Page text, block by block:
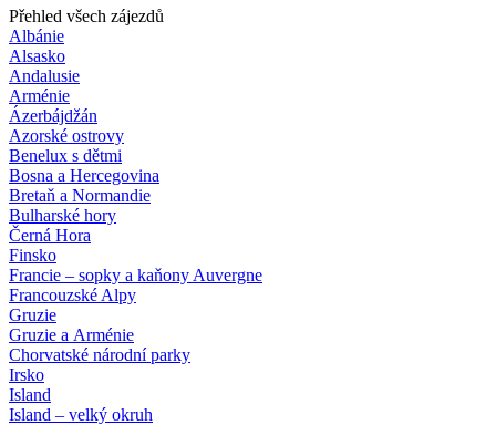
Přehled všech zájezdů
Albánie
Alsasko
Andalusie
Arménie
Ázerbájdžán
Azorské ostrovy
Benelux s dětmi
Bosna a Hercegovina
Bretaň a Normandie
Bulharské hory
Černá Hora
Finsko
Francie – sopky a kaňony Auvergne
Francouzské Alpy
Gruzie
Gruzie a Arménie
Chorvatské národní parky
Irsko
Island
Island – velký okruh